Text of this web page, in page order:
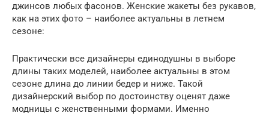
джинсов любых фасонов. Женские жакеты без рукавов,
как на этих фото – наиболее актуальны в летнем
сезоне:
Практически все дизайнеры единодушны в выборе
длины таких моделей, наиболее актуальны в этом
сезоне длина до линии бедер и ниже. Такой
дизайнерский выбор по достоинству оценят даже
модницы с женственными формами. Именно